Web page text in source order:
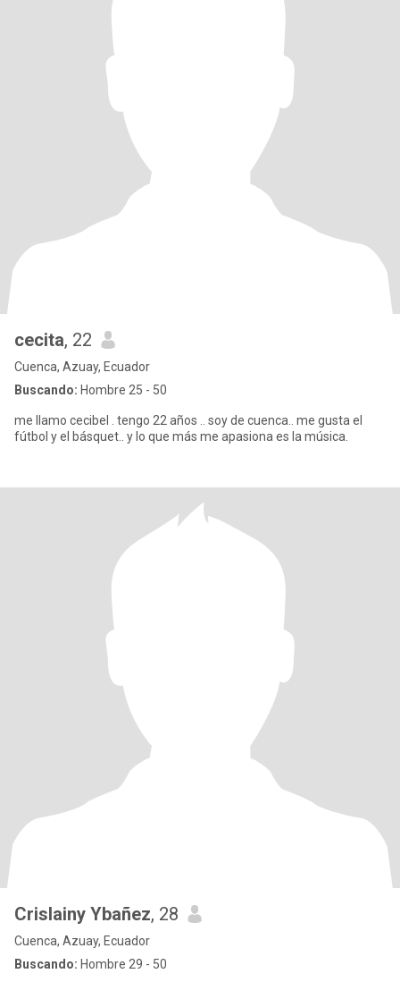
cecita, 22
Cuenca, Azuay, Ecuador
Buscando: Hombre 25 - 50
me llamo cecibel . tengo 22 años .. soy de cuenca.. me gusta el
fútbol y el básquet.. y lo que más me apasiona es la música.
Crislainy Ybañez, 28
Cuenca, Azuay, Ecuador
Buscando: Hombre 29 - 50